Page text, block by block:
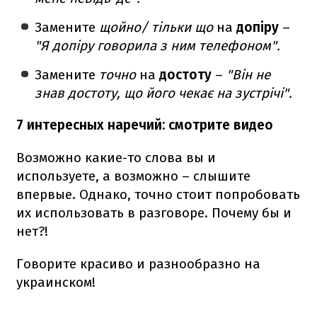
Замените щойно/ тільки щонадопіру –
"Я допіру говорила з ним телефоном".
Замените точнонадостоту – "Він не
знав достоту, що його чекає на зустрічі".
7 интересных наречий: смотрите видео
Возможно какие-то слова вы и
используете, а возможно – слышите
впервые. Однако, точно стоит попробовать
их использовать в разговоре. Почему бы и
нет?!
Говорите красиво и разнообразно на
украинском!